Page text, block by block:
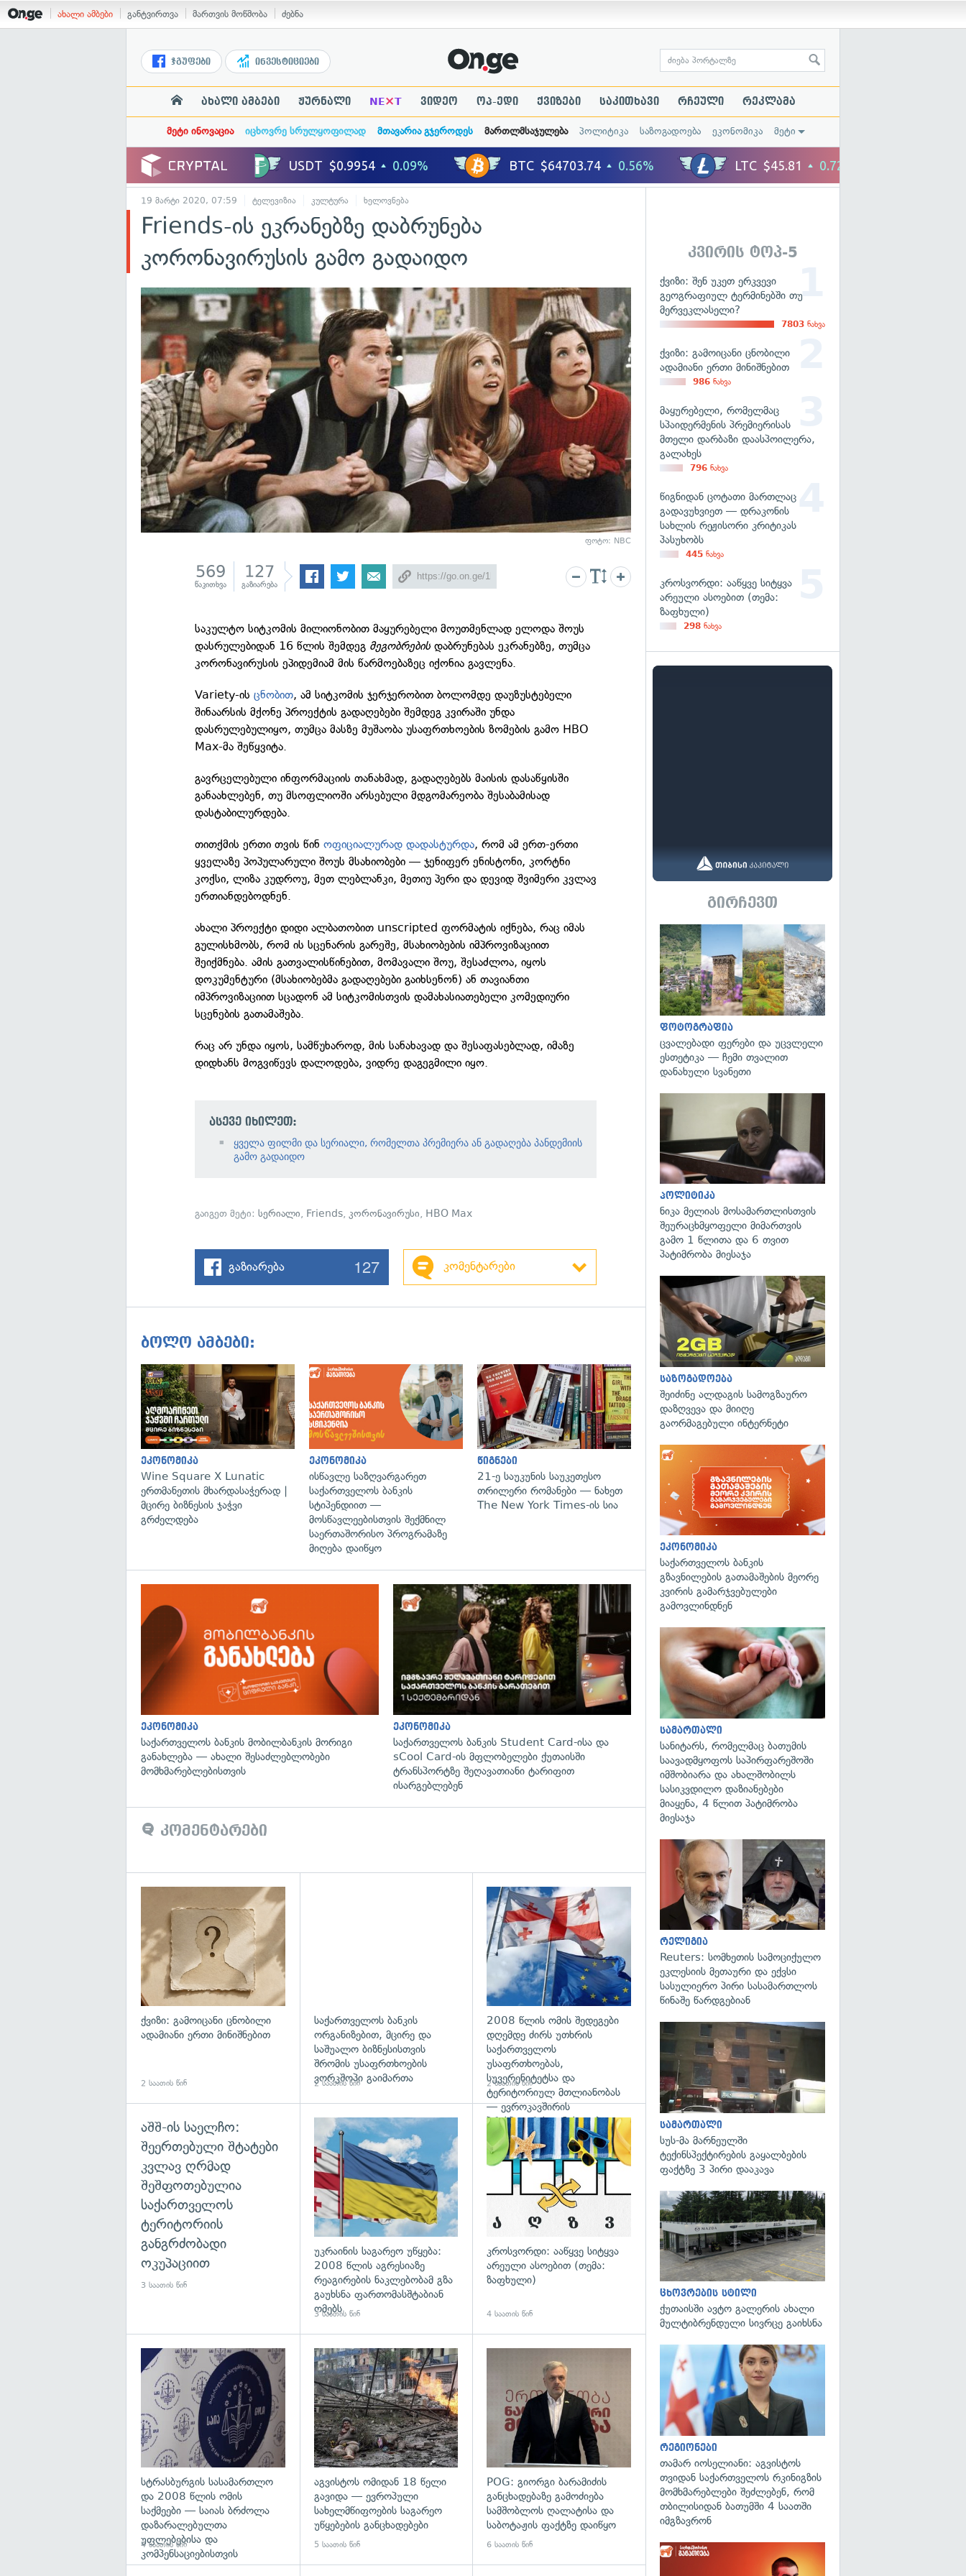
ახალი ამბები განტვირთვა მართვის მოწმობა ძებნა
ჯგუფები ინვესტიციები
ახალი ამბები ჟურნალი NE×T ვიდეო ოპ-ედი ქვიზები საკითხავი რჩეული რეკლამა
მეტი ინოვაცია იცხოვრე სრულყოფილად მთავარია გჯეროდეს მართლმსაჯულება პოლიტიკა საზოგადოება ეკონომიკა მეტი
19 მარტი 2020, 07:59 ტელევიზია კულტურა ხელოვნება
Friends-ის ეკრანებზე დაბრუნება
კორონავირუსის გამო გადაიდო
ფოტო: NBC
569
წაკითხვა
127
გაზიარება
საკულტო სიტკომის მილიონობით მაყურებელი მოუთმენლად ელოდა შოუს
დასრულებიდან 16 წლის შემდეგ მეგობრებისდაბრუნებას ეკრანებზე, თუმცა
კორონავირუსის ეპიდემიამ მის წარმოებაზეც იქონია გავლენა.
Variety-ისცნობით, ამ სიტკომის ჯერჯერობით ბოლომდე დაუზუსტებელი
შინაარსის მქონე პროექტის გადაღებები შემდეგ კვირაში უნდა
დასრულებულიყო, თუმცა მასზე მუშაობა უსაფრთხოების ზომების გამო HBO
Max-მა შეწყვიტა.
გავრცელებული ინფორმაციის თანახმად, გადაღებებს მაისის დასაწყისში
განაახლებენ, თუ მსოფლიოში არსებული მდგომარეობა შესაბამისად
დასტაბილურდება.
თითქმის ერთი თვის წინოფიციალურად დადასტურდა, რომ ამ ერთ-ერთი
ყველაზე პოპულარული შოუს მსახიობები — ჯენიფერ ენისტონი, კორტნი
კოქსი, ლიზა კუდროუ, მეთ ლებლანკი, მეთიუ პერი და დევიდ შვიმერი კვლავ
ერთიანდებოდნენ.
ახალი პროექტი დიდი ალბათობით unscripted ფორმატის იქნება, რაც იმას
გულისხმობს, რომ ის სცენარის გარეშე, მსახიობების იმპროვიზაციით
შეიქმნება. ამის გათვალისწინებით, მომავალი შოუ, შესაძლოა, იყოს
დოკუმენტური (მსახიობებმა გადაღებები გაიხსენონ) ან თავიანთი
იმპროვიზაციით სცადონ ამ სიტკომისთვის დამახასიათებელი კომედიური
სცენების გათამაშება.
რაც არ უნდა იყოს, სამწუხაროდ, მის სანახავად და შესაფასებლად, იმაზე
დიდხანს მოგვიწევს დალოდება, ვიდრე დაგეგმილი იყო.
ასევე იხილეთ:
ყველა ფილმი და სერიალი, რომელთა პრემიერა ან გადაღება პანდემიის
გამო გადაიდო
გაიგეთ მეტი:სერიალი, Friends,კორონავირუსი, HBO Max
გაზიარება 127 კომენტარები
ბოლო ამბები:
ეკონომიკა
Wine Square X Lunatic
ერთმანეთის მხარდასაჭერად |
მცირე ბიზნესის ჯაჭვი
გრძელდება
ეკონომიკა
ისწავლე საზღვარგარეთ
საქართველოს ბანკის
სტიპენდიით —
მოსწავლეებისთვის შექმნილ
საერთაშორისო პროგრამაზე
მიღება დაიწყო
გადახედვა
წიგნები
21-ე საუკუნის საუკეთესო
თრილერი რომანები — ნახეთ
The New York Times-ის სია
ეკონომიკა
საქართველოს ბანკის მობილბანკის მორიგი
განახლება — ახალი შესაძლებლობები
მომხმარებლებისთვის
ეკონომიკა
საქართველოს ბანკის Student Card-ისა და
sCool Card-ის მფლობელები ქუთაისში
ტრანსპორტზე შეღავათიანი ტარიფით
ისარგებლებენ
კომენტარები
ქვიზი: გამოიცანი ცნობილი
ადამიანი ერთი მინიშნებით
2 საათის წინ
საქართველოს ბანკის
ორგანიზებით, მცირე და
საშუალო ბიზნესისთვის
შრომის უსაფრთხოების
ვორკშოპი გაიმართა
2 საათის წინ
გადახედვა
2008 წლის ომის შედეგები
დღემდე ძირს უთხრის
საქართველოს
უსაფრთხოებას,
სუვერენიტეტსა და
ტერიტორიულ მთლიანობას
— ევროკავშირის
პრესპიკერის განცხადება
2 საათის წინ
აშშ-ის საელჩო:
შეერთებული შტატები
კვლავ ღრმად
შეშფოთებულია
საქართველოს
ტერიტორიის
განგრძობადი
ოკუპაციით
3 საათის წინ
გადახედვა
უკრაინის საგარეო უწყება:
2008 წლის აგრესიაზე
რეაგირების ნაკლებობამ გზა
გაუხსნა ფართომასშტაბიან
ომებს
3 საათის წინ
კროსვორდი: ააწყვე სიტყვა
არეული ასოებით (თემა:
ზაფხული)
4 საათის წინ
გადახედვა
სტრასბურგის სასამართლო
და 2008 წლის ომის
საქმეები — საიას ბრძოლა
დაზარალებულთა
უფლებებისა და
კომპენსაციებისთვის
4 საათის წინ
აგვისტოს ომიდან 18 წელი
გავიდა — ევროპული
სახელმწიფოების საგარეო
უწყებების განცხადებები
5 საათის წინ
გადახედვა
POG: გიორგი ბარამიძის
განცხადებაზე გამოძიება
სამშობლოს ღალატისა და
საბოტაჟის ფაქტზე დაიწყო
6 საათის წინ
კვირის ტოპ-5
ქვიზი: შენ უკეთ ერკვევი
გეოგრაფიულ ტერმინებში თუ
მერვეკლასელი?
7803 ნახვა
ქვიზი: გამოიცანი ცნობილი
ადამიანი ერთი მინიშნებით
986 ნახვა
მაყურებელი, რომელმაც
სპაიდერმენის პრემიერისას
მთელი დარბაზი დაასპოილერა,
გალახეს
796 ნახვა
წიგნიდან ცოტათი მართლაც
გადავუხვიეთ — დრაკონის
სახლის რეჟისორი კრიტიკას
პასუხობს
445 ნახვა
კროსვორდი: ააწყვე სიტყვა
არეული ასოებით (თემა:
ზაფხული)
298 ნახვა
გირჩევთ
ფოტოგრაფია
ცვალებადი ფერები და უცვლელი
ესთეტიკა — ჩემი თვალით
დანახული სვანეთი
პოლიტიკა
ნიკა მელიას მოსამართლისთვის
შეურაცხმყოფელი მიმართვის
გამო 1 წლითა და 6 თვით
პატიმრობა მიესაჯა
საზოგადოება
შეიძინე ალდაგის სამოგზაურო
დაზღვევა და მიიღე
გაორმაგებული ინტერნეტი
ეკონომიკა
საქართველოს ბანკის
გზავნილების გათამაშების მეორე
კვირის გამარჯვებულები
გამოვლინდნენ
სამართალი
სანიტარს, რომელმაც ბათუმის
საავადმყოფოს საპირფარეშოში
იმშობიარა და ახალშობილს
სასიკვდილო დაზიანებები
მიაყენა, 4 წლით პატიმრობა
მიესაჯა
რელიგია
Reuters: სომხეთის სამოციქულო
ეკლესიის მეთაური და ექვსი
სასულიერო პირი სასამართლოს
წინაშე წარდგებიან
სამართალი
სუს-მა მარნეულში
ტექინსპექტირების გაყალბების
ფაქტზე 3 პირი დააკავა
ცხოვრების სტილი
ქუთაისში ავტო გალერის ახალი
მულტიბრენდული სივრცე გაიხსნა
რეგიონები
თამარ იოსელიანი: აგვისტოს
თვიდან საქართველოს რკინიგზის
მომხმარებლები შეძლებენ, რომ
თბილისიდან ბათუმში 4 საათში
იმგზავრონ